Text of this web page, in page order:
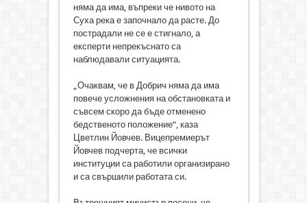
няма да има, въпреки че нивото на
Суха река е започнало да расте. До
пострадали не се е стигнало, а
експерти непрекъснато са
наблюдавали ситуацията.
„Очаквам, че в Добрич няма да има
повече усложнения на обстановката и
съвсем скоро да бъде отменено
бедственото положение“, каза
Цветлин Йовчев. Вицепремиерът
Йовчев подчерта, че всички
институции са работили организирано
и са свършили работата си.